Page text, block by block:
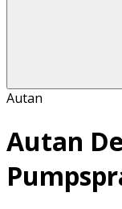
Autan
Autan